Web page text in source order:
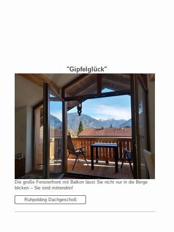
"Gipfelglück"
Die große Fensterfront mit Balkon lässt Sie nicht nur in die Berge
blicken – Sie sind mittendrin!
Ruhpolding Dachgeschoß